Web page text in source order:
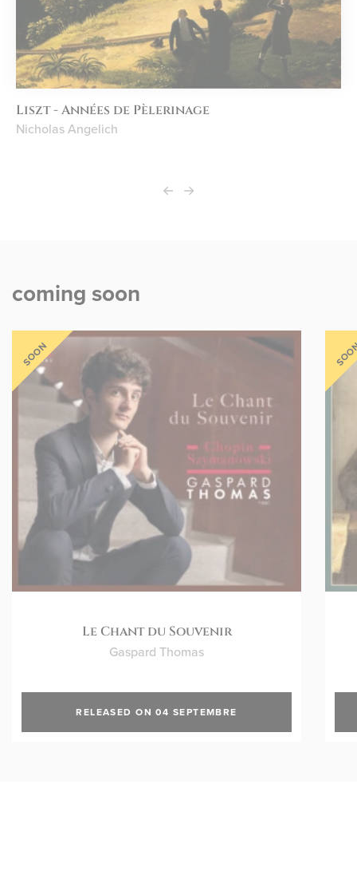
Liszt - Années de Pèlerinage
Nicholas Angelich
coming soon
SOON
Le Chant du Souvenir
Gaspard Thomas
RELEASED ON 04 SEPTEMBRE